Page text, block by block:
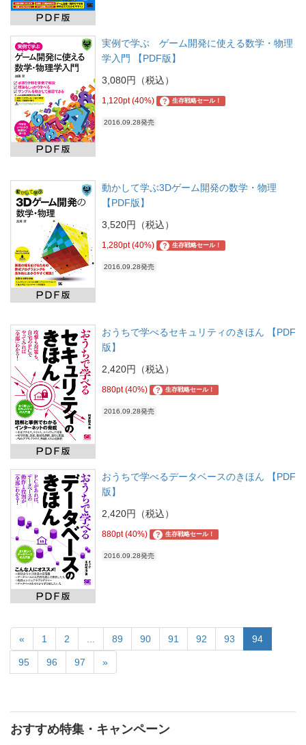
実例で学ぶ ゲーム開発に使える数学・物理
学入門 【PDF版】
3,080円（税込）
1,120pt (40%) ? 生存戦略セール！
2016.09.28発売
動かして学ぶ3Dゲーム開発の数学・物理
【PDF版】
3,520円（税込）
1,280pt (40%) ? 生存戦略セール！
2016.09.28発売
おうちで学べるセキュリティのきほん 【PDF
版】
2,420円（税込）
880pt (40%) ? 生存戦略セール！
2016.09.28発売
おうちで学べるデータベースのきほん 【PDF
版】
2,420円（税込）
880pt (40%) ? 生存戦略セール！
2016.09.28発売
« 1 2 89 90 91 92 93 94
95 96 97 »
おすすめ特集・キャンペーン